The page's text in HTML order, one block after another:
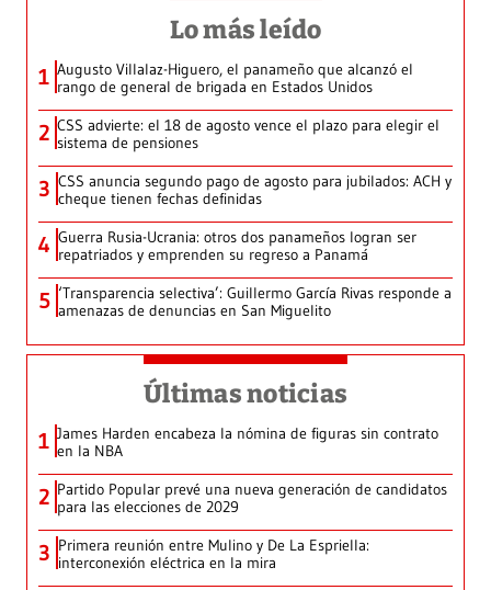
Lo más leído
1 Augusto Villalaz-Higuero, el panameño que alcanzó el
rango de general de brigada en Estados Unidos
2 CSS advierte: el 18 de agosto vence el plazo para elegir el
sistema de pensiones
3 CSS anuncia segundo pago de agosto para jubilados: ACH y
cheque tienen fechas definidas
4 Guerra Rusia-Ucrania: otros dos panameños logran ser
repatriados y emprenden su regreso a Panamá
5 ‘Transparencia selectiva’: Guillermo García Rivas responde a
amenazas de denuncias en San Miguelito
Últimas noticias
1 James Harden encabeza la nómina de figuras sin contrato
en la NBA
2 Partido Popular prevé una nueva generación de candidatos
para las elecciones de 2029
3 Primera reunión entre Mulino y De La Espriella:
interconexión eléctrica en la mira